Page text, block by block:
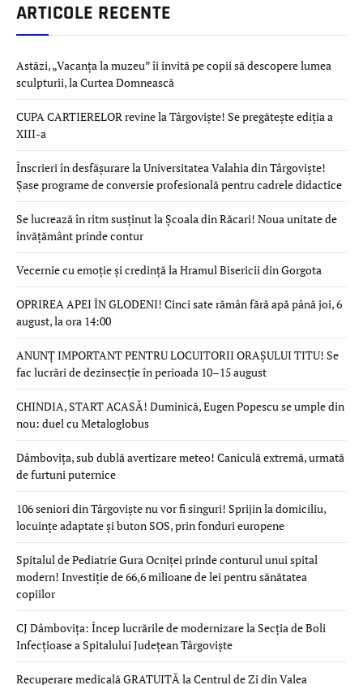
ARTICOLE RECENTE
Astăzi, „Vacanța la muzeu” îi invită pe copii să descopere lumea
sculpturii, la Curtea Domnească
CUPA CARTIERELOR revine la Târgoviște! Se pregătește ediția a
XIII-a
Înscrieri în desfășurare la Universitatea Valahia din Târgoviște!
Șase programe de conversie profesională pentru cadrele didactice
Se lucrează în ritm susținut la Școala din Răcari! Noua unitate de
învățământ prinde contur
Vecernie cu emoție și credință la Hramul Bisericii din Gorgota
OPRIREA APEI ÎN GLODENI! Cinci sate rămân fără apă până joi, 6
august, la ora 14:00
ANUNȚ IMPORTANT PENTRU LOCUITORII ORAȘULUI TITU! Se
fac lucrări de dezinsecție în perioada 10–15 august
CHINDIA, START ACASĂ! Duminică, Eugen Popescu se umple din
nou: duel cu Metaloglobus
Dâmbovița, sub dublă avertizare meteo! Caniculă extremă, urmată
de furtuni puternice
106 seniori din Târgoviște nu vor fi singuri! Sprijin la domiciliu,
locuințe adaptate și buton SOS, prin fonduri europene
Spitalul de Pediatrie Gura Ocniței prinde conturul unui spital
modern! Investiție de 66,6 milioane de lei pentru sănătatea
copiilor
CJ Dâmbovița: Încep lucrările de modernizare la Secția de Boli
Infecțioase a Spitalului Județean Târgoviște
Recuperare medicală GRATUITĂ la Centrul de Zi din Valea